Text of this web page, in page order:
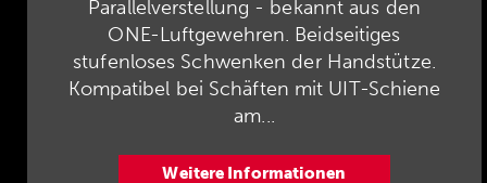
Parallelverstellung - bekannt aus den
ONE-Luftgewehren. Beidseitiges
stufenloses Schwenken der Handstütze.
Kompatibel bei Schäften mit UIT-Schiene
am...
Weitere Informationen